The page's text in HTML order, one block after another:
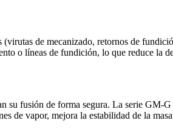
de mecanizado, retornos de
o líneas de fundición, lo que reduce la
fusión de forma segura. La serie
de vapor, mejora la estabilidad de la